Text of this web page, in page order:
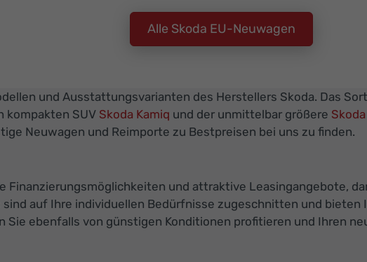
Alle Skoda EU-Neuwagen
und Ausstattungsvarianten des Herstellers Skoda. Das
kompakten SUV Skoda Kamiq und der unmittelbar größere
Neuwagen und Reimporte zu Bestpreisen bei uns zu finden.
Finanzierungsmöglichkeiten und attraktive Leasingangebote,
auf Ihre individuellen Bedürfnisse zugeschnitten und bieten
Sie ebenfalls von günstigen Konditionen profitieren und Ihren